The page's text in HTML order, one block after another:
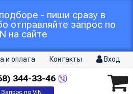
- пиши сразу в
отправляйте запрос по
на сайте
и оплата Контакты Вход
344-33-46
Запрос по VIN